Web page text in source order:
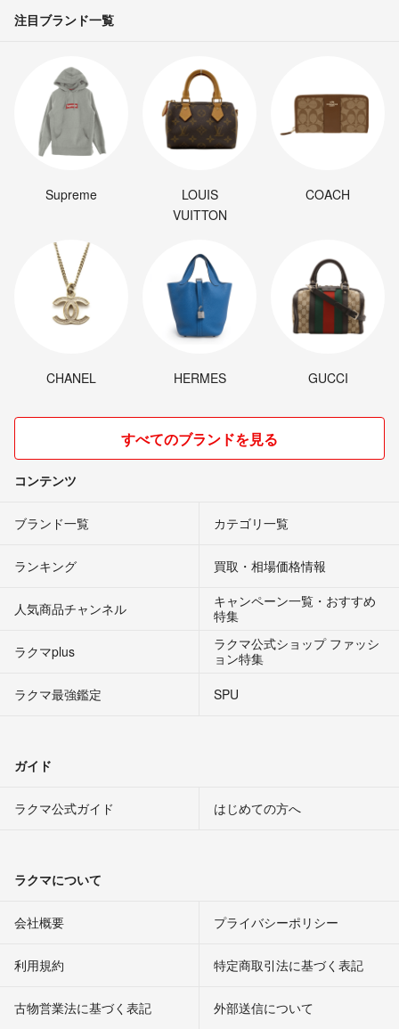
注目ブランド一覧
Supreme
LOUIS
VUITTON
COACH
CHANEL HERMES GUCCI
すべてのブランドを見る
コンテンツ
ブランド一覧 カテゴリ一覧
ランキング 買取・相場価格情報
人気商品チャンネル
キャンペーン一覧・おすすめ
特集
ラクマplus
ラクマ公式ショップ ファッシ
ョン特集
ラクマ最強鑑定
SPU
ガイド
ラクマ公式ガイド はじめての方へ
ラクマについて
会社概要 プライバシーポリシー
利用規約 特定商取引法に基づく表記
古物営業法に基づく表記 外部送信について